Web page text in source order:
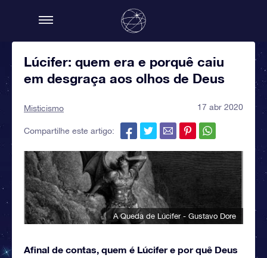
Lúcifer: quem era e porquê caiu
em desgraça aos olhos de Deus
Misticismo 17 abr 2020
Compartilhe este artigo:
A Queda de Lúcifer - Gustavo Dore
Afinal de contas, quem é Lúcifer e por quê Deus